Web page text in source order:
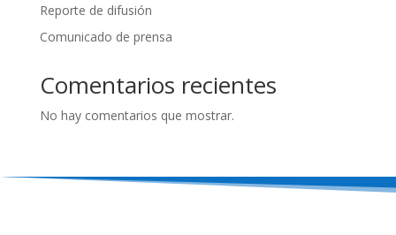
Reporte de difusión
Comunicado de prensa
Comentarios recientes
No hay comentarios que mostrar.